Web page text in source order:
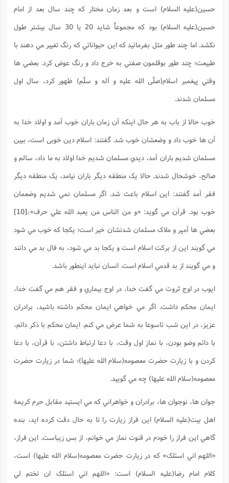
حسين(علیه السلام) است و بعد زمان مختار که چند سال بعد از امام
حسين(علیه السلام) بود که مجموعاً شايد 20 يا 30 سال بيشتر طول
نکشد. اما چند طور مثل بفرمائيد که اين حيواناتي که رنگ تغيير مي دهند با
طبيعت؛ چند طور بوقلمون صفتي به خرج داد و رنگ عوض کرد. بعضي ها
وقتي پيغمبر اسلام(صلّی الله علیه و آله و سلّم) ظهور کرد، سال اول
مسلمان شدند.
خوب حالا از باب به هر حال اينکه آن زمان باران خوب آمد و اولاد خدا به
آن ها خوب داد و وضعشان خوب شد. گفتند: اسلام دين خوبی است، ببين
مسلمان شديم باران آمد، ديدي مسلمان شديم خدا اولاد به ما داد، سالم و
صالح، خوشحال شدند. حالا يک منطقه ديگر باران نيامد، يک منطقه ديگر
فقر آمد گفتند: اين اسلام باعث شد. اگر مسلمان نمي شديم وضعمان
خوب بود. قرآن مي گويد: «و من الناس من يعبد الله علي حرف»،[10]
بعضي ها آمپر و ملاک مسلمان شدنشان خير است؛ يکجا که خوب مي شود
مي گويند اين از برکت اسلام است و یکجا بد مي شود، به فال بد مي دانند
و مي گويند از بد قدمي اسلام است. انسان نبايد اينطور باشد.
ايوب در اوج ثروت مي گفت خدا، در اوج بيماري و فقر هم مي گفت خدا،
ايمان محکم داشت. اگر مي خواهي ايمان محکم داشته باشيد، برادران
عزيز، در اين شب تاسوعا به شما عرض مي کنم. ايمان محکم با ذکر دائم،
با دائم وضو بودن، با نماز اول وقت، با دعا ارتباط داشتن، با قرآن، با دعا
کردن و با زيارت حضرت معصومه(سلام الله علیها)؛ شما در زيارت حضرت
معصومه(سلام الله علیها) چه مي گوييد.
جوان ها، نوجوان ها، برادران و خواهراني که مي ايستيد مقابل حرم کريمۀ
اهل بيت(علیه السلام) اين فراز زيارت را تا به حال دقت کرده ايد، بنده
گاهي اين فراز را خودم در قنوت نماز مي خوانم، از بس زيباست. اين فراز،
«اللهم اني اسئلک» که در زيارت حضرت معصومه(سلام الله علیها) است،
کلام امام رضا(علیه السلام) است: «اللهم اني اسئلک ان تختم لي